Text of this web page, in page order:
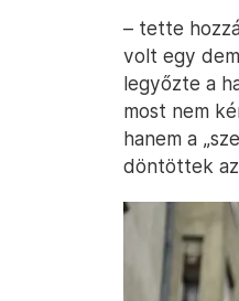
– tette
volt egy
legyőzte a
most nem
hanem a
döntöttek az